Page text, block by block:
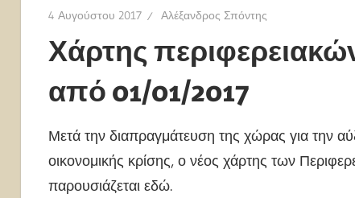
4 Αυγούστου 2017 Αλέξανδρος Σπόντης
Χάρτης
από 01/01/2017
Μετά την διαπραγμάτευση της χώρας για την
οικονομικής κρίσης, ο νέος χάρτης των
παρουσιάζεται εδώ.